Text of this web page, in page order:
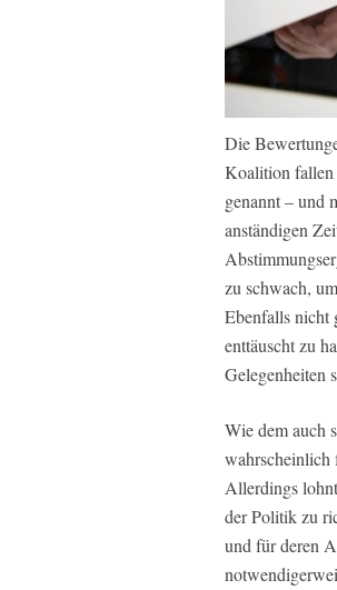
Die
Koalition fallen
genannt – und
anständigen
zu schwach,
Ebenfalls nicht
enttäuscht zu
Gelegenheiten
Wie dem auch
wahrscheinlich
Allerdings
der Politik zu
und für deren